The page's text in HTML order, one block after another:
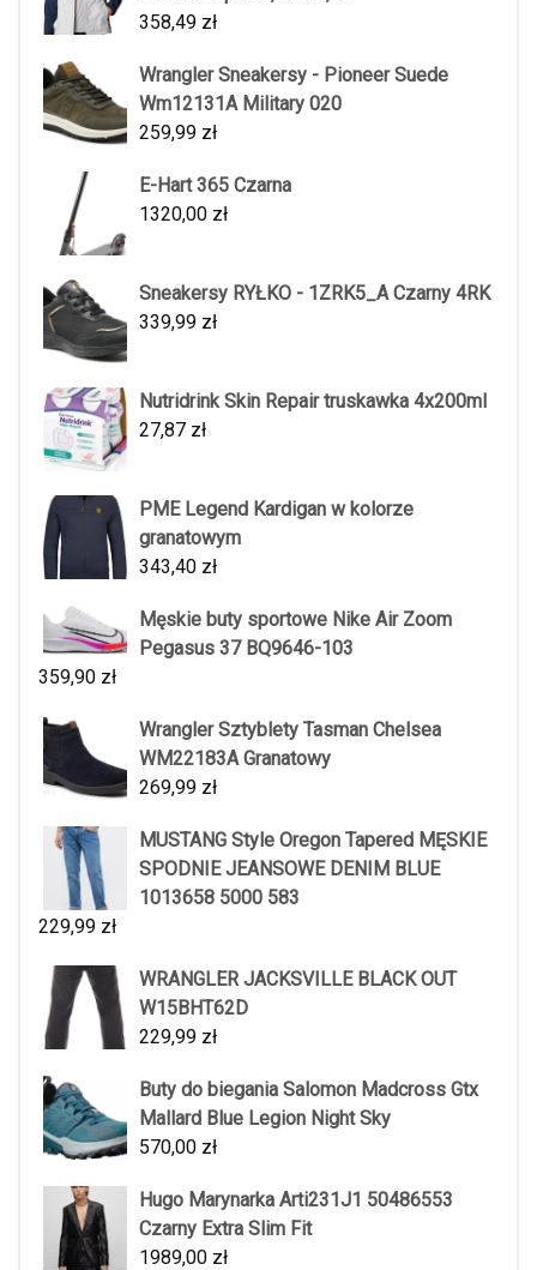
358,49 zł
Wrangler Sneakersy - Pioneer Suede
Wm12131A Military 020
259,99 zł
E-Hart 365 Czarna
1320,00 zł
Sneakersy RYŁKO - 1ZRK5_A Czarny 4RK
339,99 zł
Nutridrink Skin Repair truskawka 4x200ml
27,87 zł
PME Legend Kardigan w kolorze
granatowym
343,40 zł
Męskie buty sportowe Nike Air Zoom
Pegasus 37 BQ9646-103
359,90 zł
Wrangler Sztyblety Tasman Chelsea
WM22183A Granatowy
269,99 zł
MUSTANG Style Oregon Tapered MĘSKIE
SPODNIE JEANSOWE DENIM BLUE
1013658 5000 583
229,99 zł
WRANGLER JACKSVILLE BLACK OUT
W15BHT62D
229,99 zł
Buty do biegania Salomon Madcross Gtx
Mallard Blue Legion Night Sky
570,00 zł
Hugo Marynarka Arti231J1 50486553
Czarny Extra Slim Fit
1989,00 zł